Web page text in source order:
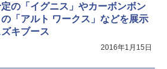
の「イグニス」やカーボンボン
「アルト ワークス」などを展示
キブース
2016年1月15日